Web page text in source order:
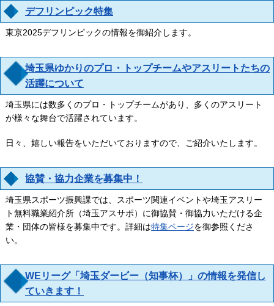
デフリンピック特集
東京2025デフリンピックの情報を御紹介します。
埼玉県ゆかりのプロ・トップチームやアスリートたちの
活躍について
埼玉県には数多くのプロ・トップチームがあり、多くのアスリート
が様々な舞台で活躍されています。
日々、嬉しい報告をいただいておりますので、ご紹介いたします。
協賛・協力企業を募集中！
埼玉県スポーツ振興課では、スポーツ関連イベントや埼玉アスリー
ト無料職業紹介所（埼玉アスサポ）に御協賛・御協力いただける企
業・団体の皆様を募集中です。詳細は特集ページを御参照くださ
い。
WEリーグ「埼玉ダービー（知事杯）」の情報を発信し
ていきます！